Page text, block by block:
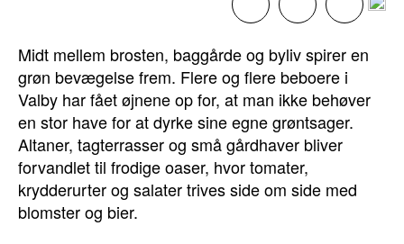
Midt mellem brosten, baggårde og byliv spirer en
grøn bevægelse frem. Flere og flere beboere i
Valby har fået øjnene op for, at man ikke behøver
en stor have for at dyrke sine egne grøntsager.
Altaner, tagterrasser og små gårdhaver bliver
forvandlet til frodige oaser, hvor tomater,
krydderurter og salater trives side om side med
blomster og bier.